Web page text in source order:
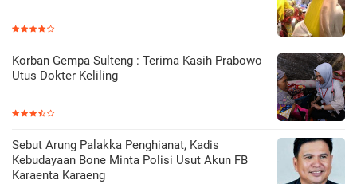
Korban Gempa Sulteng : Terima Kasih Prabowo
Utus Dokter Keliling
Sebut Arung Palakka Penghianat, Kadis
Kebudayaan Bone Minta Polisi Usut Akun FB
Karaenta Karaeng